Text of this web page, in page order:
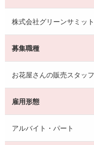
株式会社グリーンサミッ
募集職種
お花屋さんの販売スタッフ
雇用形態
アルバイト・パート